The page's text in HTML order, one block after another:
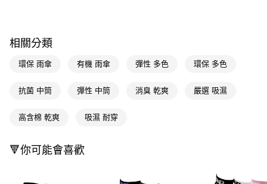
相關說明
【關於「AFTEE先享後付」】
１．簡單：不需註冊會員、不需綁卡、不需儲值。
３．安心：先確認商品／服務後，再付款。
１．於結帳方式選擇「AFTEE先享後付」後，將跳轉至「AFTEE先享後付」
結帳頁面，進行簡訊認證並確認金額後，即可完成結帳。
３．收到繳費通知簡訊後14天內，點擊此簡訊中的連結，可透過四大超商／
即享券
全家取貨付款
付款後全家取貨
相關分類
環保 雨傘 有機 雨傘 彈性 多色 環保 多色
抗菌 中筒 彈性 中筒 消臭 乾爽 嚴選 吸濕
高含棉 乾爽 吸濕 耐穿
🔻你可能會喜歡